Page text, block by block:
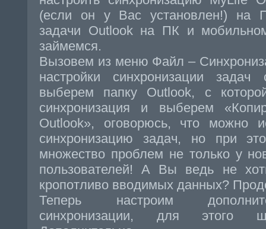
(если он у Вас установлен!) на
задачи Outlook на ПК и
займемся.
Вызовем из меню Файл –
настройки синхронизации
выберем папку Outlook, с
синхронизация и выберем
Outlook», оговорюсь, что можно
синхронизацию задач, но при
множество проблем не только у
пользователей! А Вы ведь не
кропотливо вводимых данных?
Теперь настроим
синхронизации, для этого